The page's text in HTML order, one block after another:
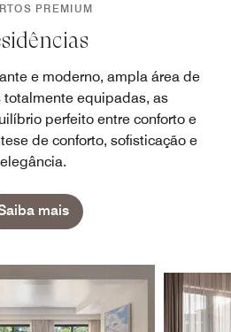
PREMIUM
e moderno, ampla área de
totalmente equipadas, as
perfeito entre conforto e
de conforto, sofisticação e
elegância.
mais